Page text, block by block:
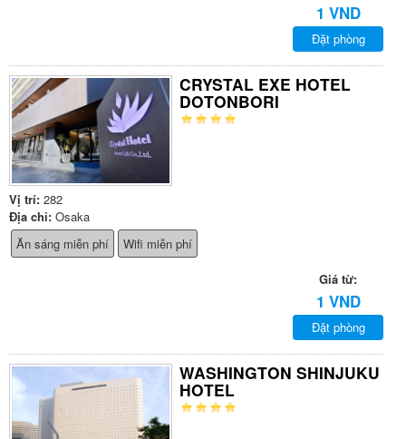
1 VND
Đặt phòng
CRYSTAL EXE HOTEL
DOTONBORI
Vị trí: 282
Địa chỉ: Osaka
Ăn sáng miễn phí
Wifi miễn phí
Giá từ:
1 VND
Đặt phòng
WASHINGTON SHINJUKU
HOTEL